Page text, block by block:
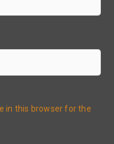
in this browser for the